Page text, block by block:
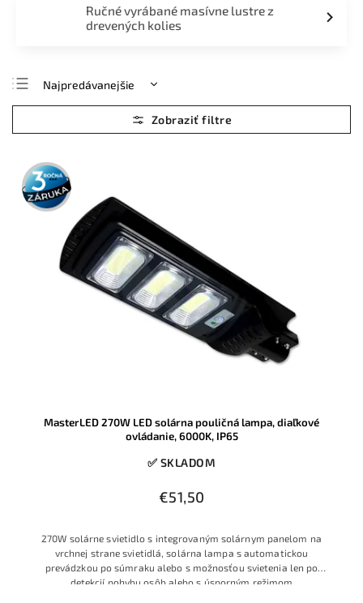
Ručné vyrábané masívne lustre z
drevených kolies
Najpredávanejšie
Najlacnejšie
Najdrahšie
Abecedne
3 roky
záruka
MasterLED 270W LED solárna pouličná lampa, diaľkové
ovládanie, 6000K, IP65
✅ SKLADOM
€51,50
270W solárne svietidlo s integrovaným solárnym panelom na
vrchnej strane svietidlá, solárna lampa s automatickou
prevádzkou po súmraku alebo s možnosťou svietenia len po
detekcií pohybu osôb alebo s úsporným režimom